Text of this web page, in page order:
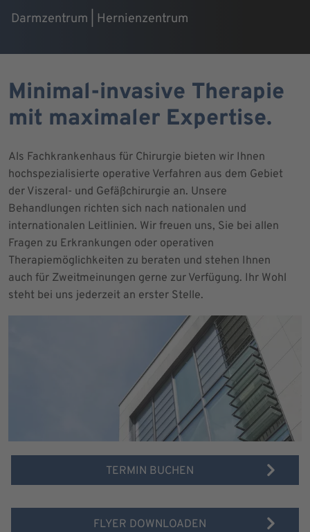
Darmzentrum | Hernienzentrum
Minimal-invasive Therapie
mit maximaler Expertise.
Als Fachkrankenhaus für Chirurgie bieten wir Ihnen
hochspezialisierte operative Verfahren aus dem Gebiet
der Viszeral- und Gefäßchirurgie an. Unsere
Behandlungen richten sich nach nationalen und
internationalen Leitlinien. Wir freuen uns, Sie bei allen
Fragen zu Erkrankungen oder operativen
Therapiemöglichkeiten zu beraten und stehen Ihnen
auch für Zweitmeinungen gerne zur Verfügung. Ihr Wohl
steht bei uns jederzeit an erster Stelle.
TERMIN BUCHEN
FLYER DOWNLOADEN